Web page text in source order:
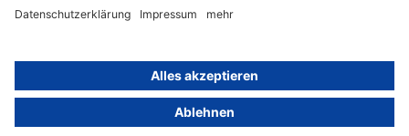
Presse, Medien & Events
Königreich)
Online-Schulungs-Portal
Karriereportal